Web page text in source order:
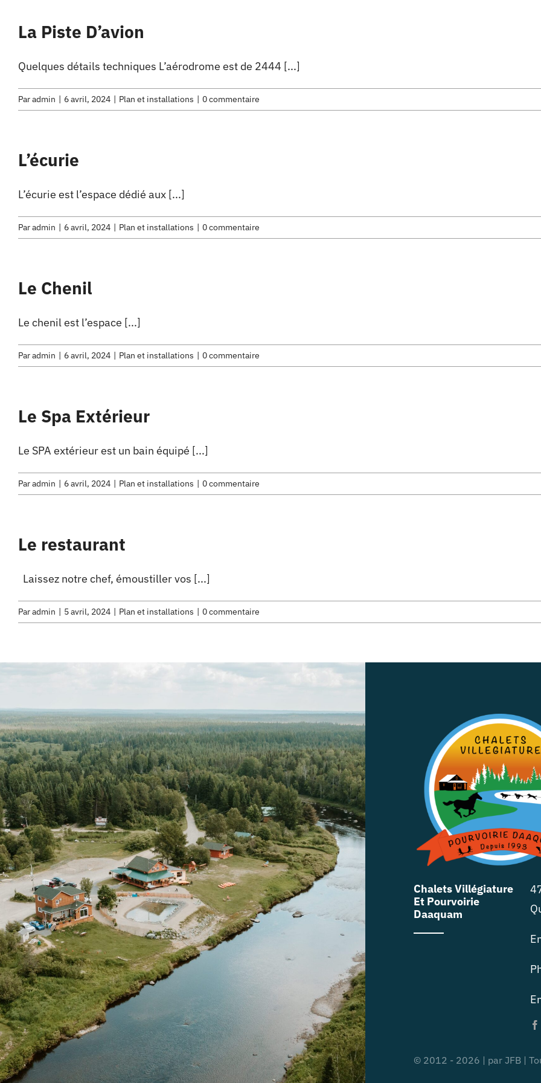
La Piste D’avion
Quelques détails techniques L’aérodrome est de 2444 [...]
Paradmin | 6 avril, 2024 | Plan et installations | 0 commentaire
L’écurie
L’écurie est l’espace dédié aux [...]
Paradmin | 6 avril, 2024 | Plan et installations | 0 commentaire
Le Chenil
Le chenil est l’espace [...]
Paradmin | 6 avril, 2024 | Plan et installations | 0 commentaire
Le Spa Extérieur
Le SPA extérieur est un bain équipé [...]
Paradmin | 6 avril, 2024 | Plan et installations | 0 commentaire
Le restaurant
Laissez notre chef, émoustiller vos [...]
Paradmin | 5 avril, 2024 | Plan et installations | 0 commentaire
Chalets Villégiature
Et Pourvoirie
Daaquam
© 2012 - 2026 | par JFB |